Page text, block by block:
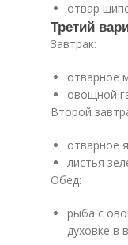
отвар
Третий
Завтрак:
отварное
овощной
Второй
отварное
листья
Обед:
рыба с
духовке в